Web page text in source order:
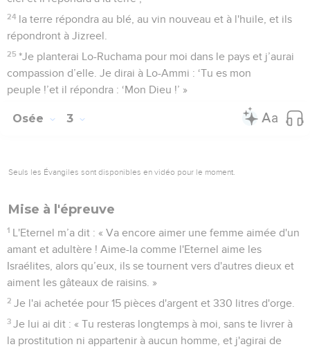
C'est pourquoi je reviendrai prendre mon blé à son époque
et mon vin nouveau dans sa saison, et je retirerai ma laine et
Maintenant je découvrirai sa honte aux yeux de ses
amants et personne ne la délivrera de mon pouvoir.
Je ferai cesser toute sa joie, ses fêtes, ses célébrations du
début du mois, ses sabbats et toutes ses fêtes solennelles.
ferai une forêt et les bêtes sauvages les dévoreront.
faisait brûler de l'encens en l’honneur des Baals, où elle se
parait de ses anneaux et de ses colliers, où elle suivait ses
amants, tandis que moi, elle m'oubliait, déclare l'Eternel.
16 » C'est pourquoi, je veux la séduire et la conduire au
désert, et je parlerai à son cœur.
17
Là, je lui donnerai ses vignes et je ferai de la vallée d'Acor
une porte d'espérance ; là, elle chantera comme à l’époque
de sa jeunesse, comme le jour où elle est sortie d'Egypte.